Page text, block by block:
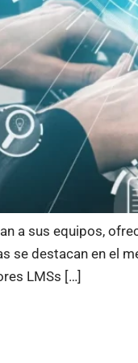
a sus equipos,
se destacan en el
LMSs […]